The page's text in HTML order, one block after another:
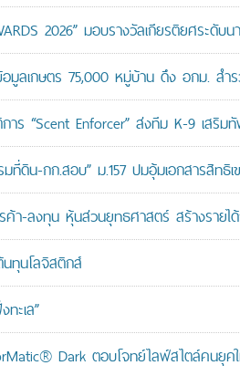
2026” มอบรางวัลเกียรติยศระดั
ลเกษตร 75,000 หมู่บ้าน ดึง อกม. สำ
“Scent Enforcer” ส่งทีม K-9 เสริม
ดิน-กก.สอบ” ม.157 ปมอุ้มเอกสารสิทธิเ
ค้า-ลงทุน หุ้นส่วนยุทธศาสตร์ สร้างรายไ
ทุนโลจิสติกส์
ะเล”
Dark ตอบโจทย์ไลฟ์สไตล์คนยุค